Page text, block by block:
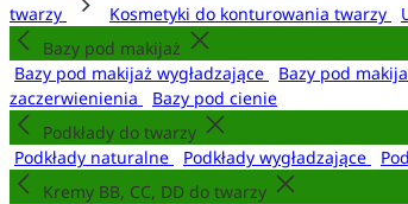
twarzy
Kosmetyki do konturowania twarzy
Bazy pod makijaż
Bazy pod makijaż wygładzające
Bazy pod
zaczerwienienia
Bazy pod cienie
Podkłady do twarzy
Podkłady naturalne
Podkłady wygładzające
Kremy BB, CC, DD do twarzy